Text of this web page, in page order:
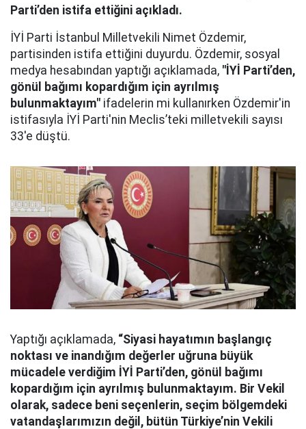
Parti’den istifa ettiğini açıkladı.
İYİ Parti İstanbul Milletvekili Nimet Özdemir,
partisinden istifa ettiğini duyurdu. Özdemir, sosyal
medya hesabından yaptığı açıklamada, "İYİ Parti’den,
gönül bağımı kopardığım için ayrılmış
bulunmaktayım" ifadelerin mi kullanırken Özdemir'in
istifasıyla İYİ Parti'nin Meclis’teki milletvekili sayısı
33'e düştü.
Yaptığı açıklamada, “Siyasi hayatımın başlangıç
noktası ve inandığım değerler uğruna büyük
mücadele verdiğim İYİ Parti’den, gönül bağımı
kopardığım için ayrılmış bulunmaktayım. Bir Vekil
olarak, sadece beni seçenlerin, seçim bölgemdeki
vatandaşlarımızın değil, bütün Türkiye’nin Vekili